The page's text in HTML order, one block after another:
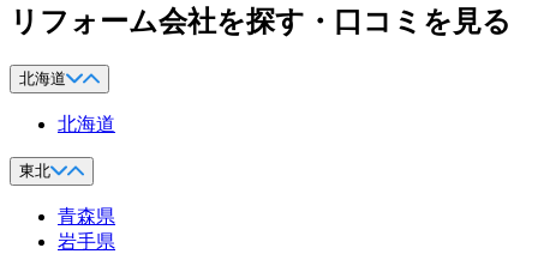
リフォーム会社を探す・口コミを見る
北海道
北海道
東北
青森県
岩手県